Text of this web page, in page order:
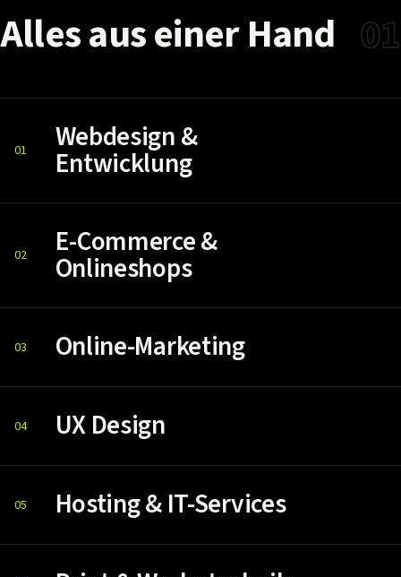
AllesauseinerHand 01
01 Webdesign &
Entwicklung
02 E-Commerce &
Onlineshops
03 Online-Marketing
04 UX Design
05 Hosting & IT-Services